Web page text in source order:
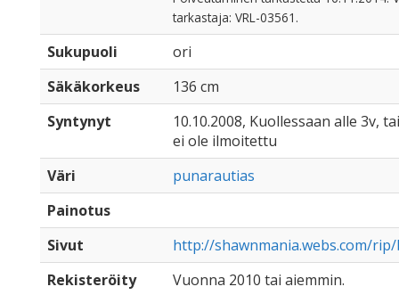
tarkastaja: VRL-03561.
Sukupuoli
ori
Säkäkorkeus
136 cm
Syntynyt
10.10.2008, Kuollessaan alle 3v,
ei ole ilmoitettu
Väri
punarautias
Painotus
Sivut
http://shawnmania.webs.com/
Rekisteröity
Vuonna 2010 tai aiemmin.